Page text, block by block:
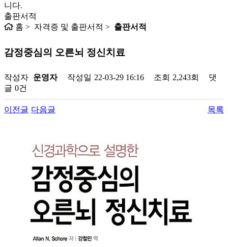
니다.
출판서적
홈 > 자격증 및 출판서적 > 출판서적
감정중심의 오른뇌 정신치료
작성자 운영자 작성일 22-03-29 16:16 조회 2,243회
댓
글 0건
이전글 다음글 목록